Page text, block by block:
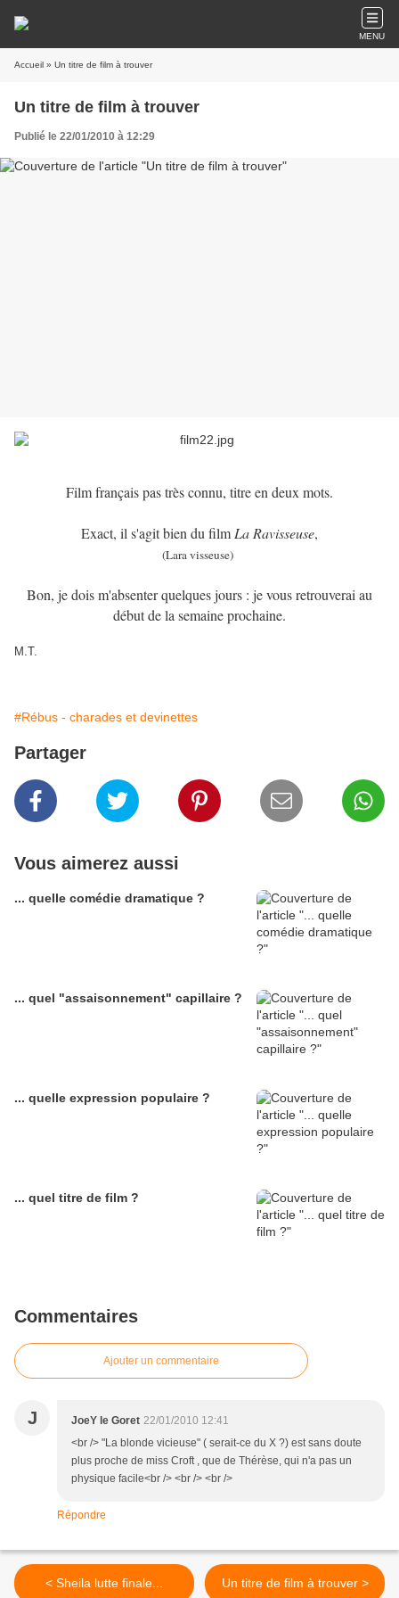
MENU
Accueil » Un titre de film à trouver
Un titre de film à trouver
Publié le 22/01/2010 à 12:29
Film français pas très connu, titre en deux mots.
Exact, il s'agit bien du film La Ravisseuse,
(Lara visseuse)
Bon, je dois m'absenter quelques jours : je vous retrouverai au
début de la semaine prochaine.
M.T.
#Rébus - charades et devinettes
Partager
Vous aimerez aussi
... quelle comédie dramatique ?
... quel "assaisonnement" capillaire ?
... quelle expression populaire ?
... quel titre de film ?
Commentaires
Ajouter un commentaire
J JoeY le Goret 22/01/2010 12:41
<br /> "La blonde vicieuse" ( serait-ce du X ?) est sans doute
plus proche de miss Croft , que de Thérèse, qui n'a pas un
physique facile<br /> <br /> <br />
Répondre
< Sheila lutte finale... Un titre de film à trouver >